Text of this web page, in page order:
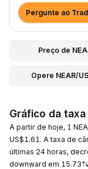
Pergunte ao
Preço de
Opere NEAR/
Gráfico da taxa
A partir de hoje, 1
US$1.61. A taxa de
últimas 24 horas,
downward em